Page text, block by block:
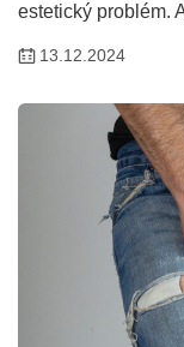
estetický problém.
13.12.2024